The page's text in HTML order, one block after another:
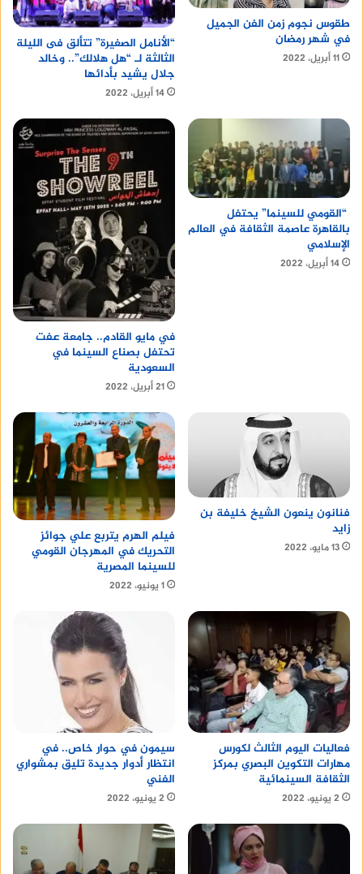
طقوس نجوم زمن الفن الجميل
في شهر رمضان
11 أبريل، 2022
“الأنامل الصغيرة” تتألق فى الليلة
الثالثة لـ “هل هلالك”.. وخالد
جلال يشيد بأدائها
14 أبريل، 2022
“القومي للسينما” يحتفل
بالقاهرة عاصمة الثقافة في العالم
الإسلامي
14 أبريل، 2022
في مايو القادم.. جامعة عفت
تحتفل بصناع السينما في
السعودية
21 أبريل، 2022
فنانون ينعون الشيخ خليفة بن
زايد
13 مايو، 2022
فيلم الهرم يتربع علي جوائز
التحريك في المهرجان القومي
للسينما المصرية
1 يونيو، 2022
فعاليات اليوم الثالث لكورس
مهارات التكوين البصري بمركز
الثقافة السينمائية
2 يونيو، 2022
سيمون في حوار خاص.. في
انتظار أدوار جديدة تليق بمشواري
الفني
2 يونيو، 2022